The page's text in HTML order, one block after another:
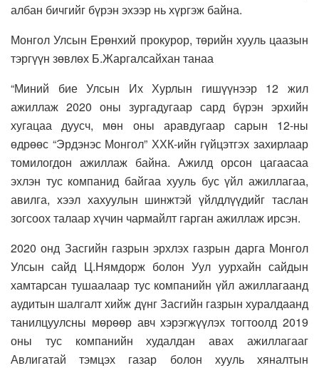
албан бичгийг бүрэн эхээр нь хүргэж байна.
Монгол Улсын Ерөнхий прокурор, төрийн хууль цаазын
тэргүүн зөвлөх Б.Жаргалсайхан танаа
“Миний бие Улсын Их Хурлын гишүүнээр 12 жил
ажиллаж 2020 оны зургадугаар сард бүрэн эрхийн
хугацаа дуусч, мөн оны аравдугаар сарын 12-ны
өдрөөс “Эрдэнэс Монгол” ХХК-ийн гүйцэтгэх захирлаар
томилогдон ажиллаж байна. Ажилд орсон цагаасаа
эхлэн тус компанид байгаа хууль бус үйл ажиллагаа,
авилга, хээл хахуулын шинжтэй үйлдлүүдийг таслан
зогсоох талаар хүчин чармайлт гарган ажиллаж ирсэн.
2020 онд Засгийн газрын эрхлэх газрын дарга Монгол
Улсын сайд Ц.Нямдорж болон Уул уурхайн сайдын
хамтарсан тушаалаар тус компанийн үйл ажиллагаанд
аудитын шалгалт хийж дүнг Засгийн газрын хуралдаанд
танилцуулсны мөрөөр авч хэрэгжүүлэх тогтоолд 2019
оны тус компанийн худалдан авах ажиллагааг
Авлигатай тэмцэх газар болон хууль хяналтын